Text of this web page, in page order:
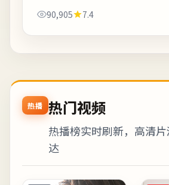
型元素清晰、人物动机可信的作品，
90,905 7.4
热播 热门视频
热播榜实时刷新，高清
达